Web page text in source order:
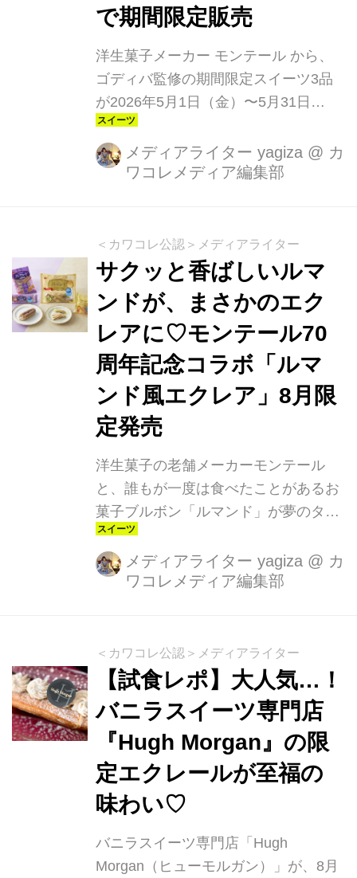
で期間限定販売
洋生菓子メーカー モンテール から、
ゴディバ監修の期間限定スイーツ3品
が2026年5月1日（金）〜5月31日
（日）の1ヶ月限定で登場します。毎
回人気のシュークリームとエクレアに
加え、今回は新作として 生チョコを端
ご自愛スイーツ”としても楽しめるライ
ンナップです。
メディアライター yagiza @ カ
ワコレメディア編集部
＜カワコレ公認＞メディアライター
サクッと香ばしいルマ
ンドが、まさかのエク
レアに♡モンテール70
周年記念コラボ「ルマ
ンド風エクレア」8月限
定発売
洋生菓子の老舗メーカーモンテール
と、誰もが一度は食べたことがあるお
菓子ブルボン「ルマンド」が夢のタッ
グ！2025年8月1日（金）〜8月31日
（日）までの期間限定で、「ルマンド
風エクレア」が全国のスーパーマーケ
メディアライター yagiza @ カ
ワコレメディア編集部
＜カワコレ公認＞メディアライター
【試食レポ】大人気…！
バニラスイーツ専門店
『Hugh Morgan』の限
定エクレールが至福の
味わい♡
バニラスイーツ専門店「Hugh
Morgan（ヒューモルガン）」が、8月